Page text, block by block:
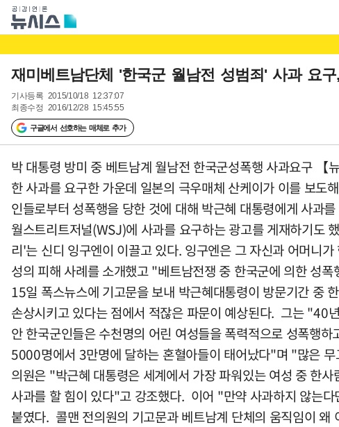
재미베트남단체 '한국군 월남전 성범죄' 사과 요
기사등록 2015/10/18 12:37:07
최종수정 2016/12/28 15:45:55
구글에서 선호하는 매체로 추가
박 대통령 방미 중 베트남계 월남전 한국군성폭행 사과요구
한 사과를 요구한 가운데 일본의 극우매체 산케이가 이를 보
인들로부터 성폭행을 당한 것에 대해 박근혜 대통령에게 사과
월스트리트저널(WSJ)에 사과를 요구하는 광고를 게재하기도
리'는 신디 잉구엔이 이끌고 있다. 잉구엔은 그 자신과 어머니
성의 피해 사례를 소개했고 "베트남전쟁 중 한국군에 의한 성
15일 폭스뉴스에 기고문을 보내 박근혜대통령이 방문기간 중
손상시키고 있다는 점에서 적잖은 파문이 예상된다. 그는 "40
안 한국군인들은 수천명의 어린 여성들을 폭력적으로 성폭행
5000명에서 3만명에 달하는 혼혈아들이 태어났다"며 "많은
의원은 "박근혜 대통령은 세계에서 가장 파워있는 여성 중 한
사과를 할 힘이 있다"고 강조했다. 이어 "만약 사과하지 않는
붙였다. 콜맨 전의원의 기고문과 베트남계 단체의 움직임이